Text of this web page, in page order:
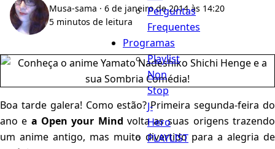
Perguntas
Frequentes
Programas
Playlist
Non
Stop
J-
Hero
PLAYLIST
Musa-sama · 6 de janeiro de 2014 às 14:20
5 minutos de leitura
Boa tarde galera! Como estão? Primeira segunda-feira do
ano e a Open your Mind volta as suas origens trazendo
um anime antigo, mas muito divertido para a alegria de